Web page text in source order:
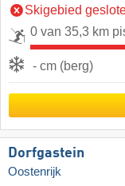
Skigebied
0 van 35,3 km
- cm (berg)
Dorfgastein
Oostenrijk